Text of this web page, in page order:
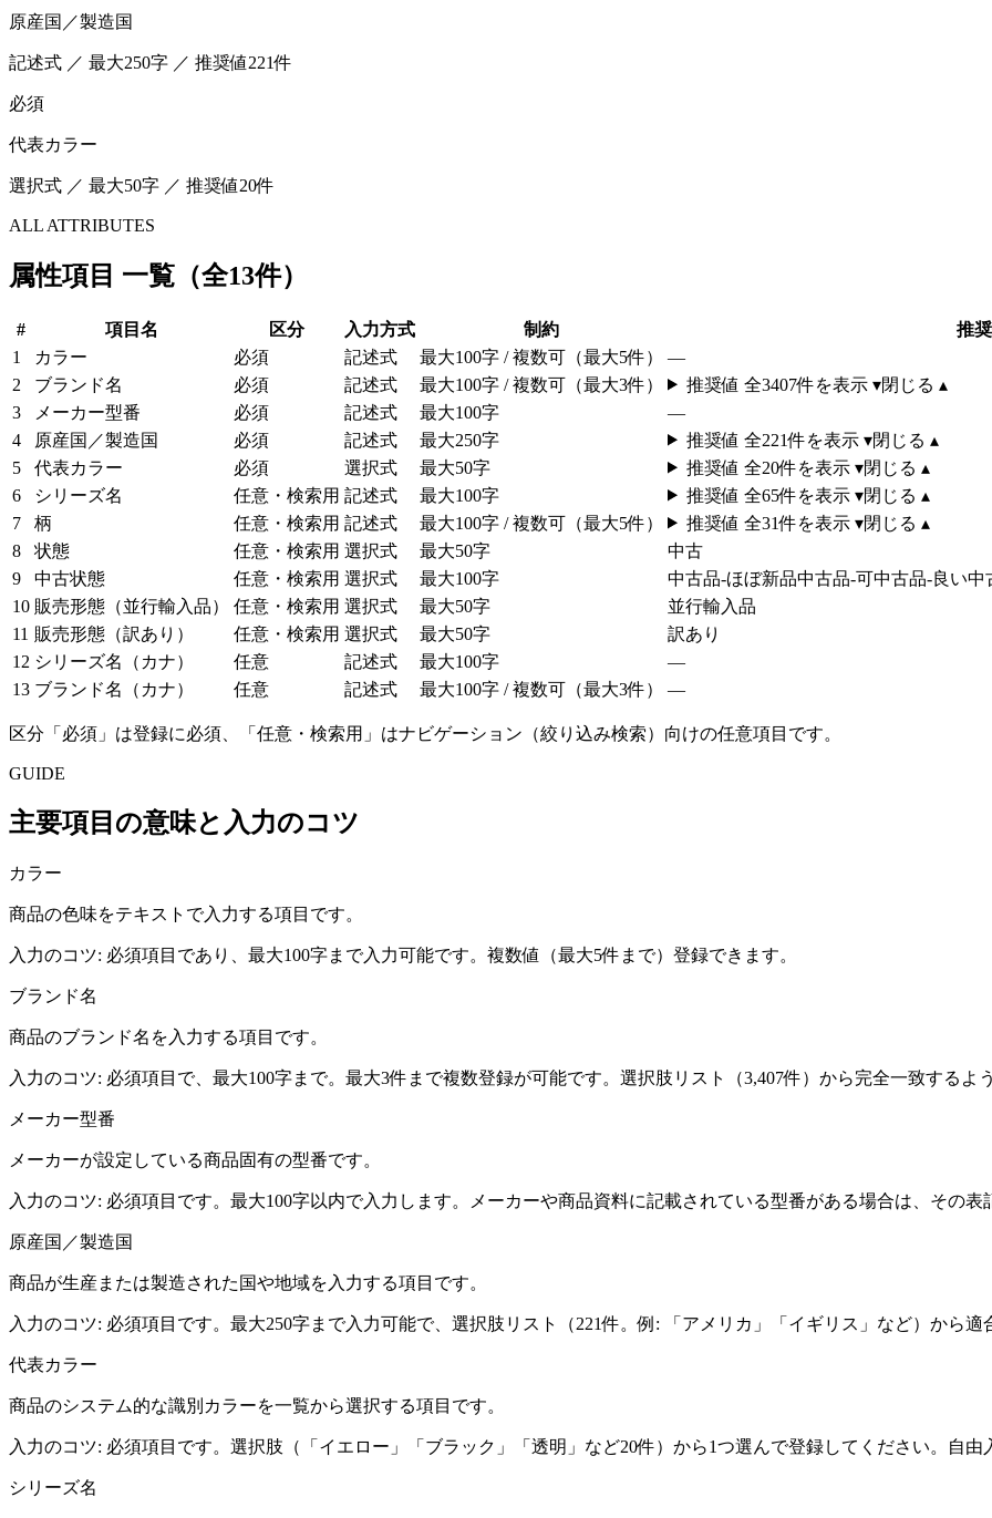
原産国／製造国
記述式 ／ 最大250字 ／ 推奨値221件
必須
代表カラー
選択式 ／ 最大50字 ／ 推奨値20件
ALL ATTRIBUTES
属性項目 一覧（全13件）
# 項目名 区分 入力方式 制約
推
1
カラー 必須 記述式 最大100字 / 複数可（最大5件）
—
2
ブランド名 必須 記述式 最大100字 / 複数可（最大3件） 推奨値 全3407件を表示 ▾閉じる ▴
3
メーカー型番 必須 記述式 最大100字
—
4
原産国／製造国 必須 記述式 最大250字 推奨値 全221件を表示 ▾閉じる ▴
5
代表カラー 必須 選択式 最大50字 推奨値 全20件を表示 ▾閉じる ▴
6
シリーズ名 任意・検索用 記述式 最大100字 推奨値 全65件を表示 ▾閉じる ▴
7
柄 任意・検索用 記述式 最大100字 / 複数可（最大5件） 推奨値 全31件を表示 ▾閉じる ▴
8
状態 任意・検索用 選択式 最大50字
中古
9
中古状態 任意・検索用 選択式 最大100字 中古品-ほぼ新品中古品-可中古品-良い中
10 販売形態（並行輸入品） 任意・検索用 選択式 最大50字
並行輸入品
11 販売形態（訳あり） 任意・検索用 選択式 最大50字
訳あり
12 シリーズ名（カナ） 任意 記述式 最大100字
—
13 ブランド名（カナ） 任意 記述式 最大100字 / 複数可（最大3件） —
区分「必須」は登録に必須、「任意・検索用」はナビゲーション（絞り込み検索）向けの任意項目です。
GUIDE
主要項目の意味と入力のコツ
カラー
商品の色味をテキストで入力する項目です。
入力のコツ: 必須項目であり、最大100字まで入力可能です。複数値（最大5件まで）登録できます。
ブランド名
商品のブランド名を入力する項目です。
入力のコツ: 必須項目で、最大100字まで。最大3件まで複数登録が可能です。選択肢リスト（3,407件）から完全一致するよ
メーカー型番
メーカーが設定している商品固有の型番です。
入力のコツ: 必須項目です。最大100字以内で入力します。メーカーや商品資料に記載されている型番がある場合は、その表
原産国／製造国
商品が生産または製造された国や地域を入力する項目です。
入力のコツ: 必須項目です。最大250字まで入力可能で、選択肢リスト（221件。例: 「アメリカ」「イギリス」など）から適
代表カラー
商品のシステム的な識別カラーを一覧から選択する項目です。
入力のコツ: 必須項目です。選択肢（「イエロー」「ブラック」「透明」など20件）から1つ選んで登録してください。自由
シリーズ名